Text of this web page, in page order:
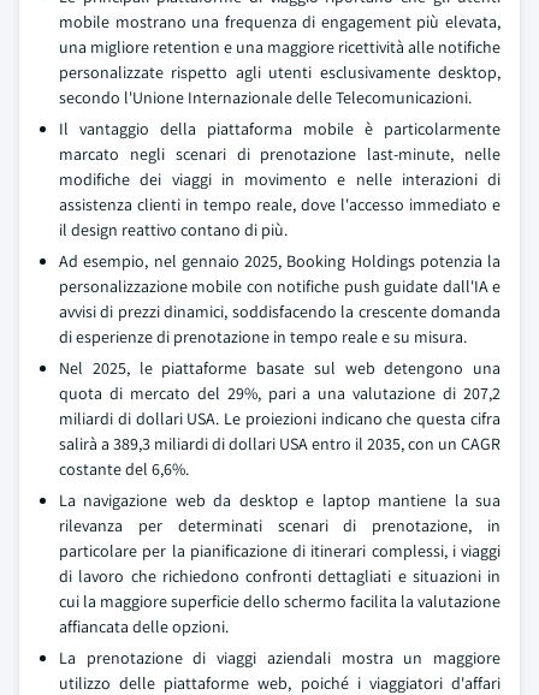
mobile mostrano una frequenza di engagement più elevata,
una migliore retention e una maggiore ricettività alle notifiche
personalizzate rispetto agli utenti esclusivamente desktop,
secondo l'Unione Internazionale delle Telecomunicazioni.
Il vantaggio della piattaforma mobile è particolarmente
marcato negli scenari di prenotazione last-minute, nelle
modifiche dei viaggi in movimento e nelle interazioni di
assistenza clienti in tempo reale, dove l'accesso immediato e
il design reattivo contano di più.
Ad esempio, nel gennaio 2025, Booking Holdings potenzia la
personalizzazione mobile con notifiche push guidate dall'IA e
avvisi di prezzi dinamici, soddisfacendo la crescente domanda
di esperienze di prenotazione in tempo reale e su misura.
Nel 2025, le piattaforme basate sul web detengono una
quota di mercato del 29%, pari a una valutazione di 207,2
miliardi di dollari USA. Le proiezioni indicano che questa cifra
salirà a 389,3 miliardi di dollari USA entro il 2035, con un CAGR
costante del 6,6%.
La navigazione web da desktop e laptop mantiene la sua
rilevanza per determinati scenari di prenotazione, in
particolare per la pianificazione di itinerari complessi, i viaggi
di lavoro che richiedono confronti dettagliati e situazioni in
cui la maggiore superficie dello schermo facilita la valutazione
affiancata delle opzioni.
La prenotazione di viaggi aziendali mostra un maggiore
utilizzo delle piattaforme web, poiché i viaggiatori d'affari